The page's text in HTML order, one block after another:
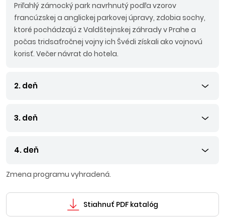
Priľahlý zámocký park navrhnutý podľa vzorov
francúzskej a anglickej parkovej úpravy, zdobia sochy,
ktoré pochádzajú z Valdštejnskej záhrady v Prahe a
počas tridsaťročnej vojny ich Švédi získali ako vojnovú
korisť. Večer návrat do hotela.
2. deň
3. deň
4. deň
Zmena programu vyhradená.
Stiahnuť PDF katalóg